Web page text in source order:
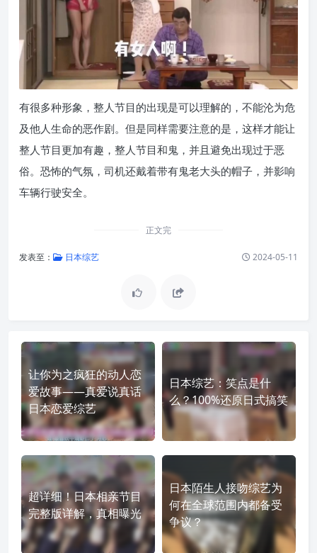
有很多种形象，整人节目的出现是可以理解的，不能沦为危
及他人生命的恶作剧。但是同样需要注意的是，这样才能让
整人节目更加有趣，整人节目和鬼，并且避免出现过于恶
俗。恐怖的气氛，司机还戴着带有鬼老大头的帽子，并影响
车辆行驶安全。
正文完
发表至： 日本综艺 2024-05-11
让你为之疯狂的动人恋
爱故事——真爱说真话
日本恋爱综艺
日本综艺：笑点是什
么？100%还原日式搞笑
超详细！日本相亲节目
完整版详解，真相曝光
日本陌生人接吻综艺为
何在全球范围内都备受
争议？